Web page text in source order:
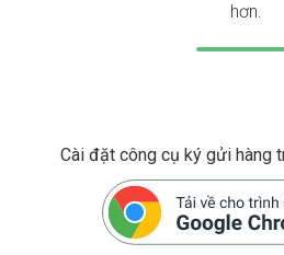
hơn.
Cài đặt công cụ ký gửi hàng